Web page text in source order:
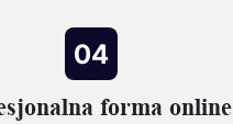
04
forma online